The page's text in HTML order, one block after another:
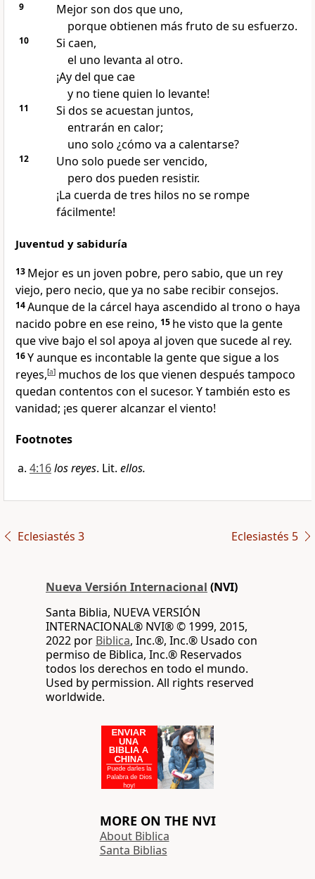
9
Mejor son dos que uno,
porque obtienen más fruto de su esfuerzo.
10
Si caen,
el uno levanta al otro.
¡Ay del que cae
y no tiene quien lo levante!
11
Si dos se acuestan juntos,
entrarán en calor;
uno solo ¿cómo va a calentarse?
12
Uno solo puede ser vencido,
pero dos pueden resistir.
¡La cuerda de tres hilos no se rompe
fácilmente!
Juventud y sabiduría
13 Mejor es un joven pobre, pero sabio, que un rey
viejo, pero necio, que ya no sabe recibir consejos.
14Aunque de la cárcel haya ascendido al trono o haya
nacido pobre en ese reino, 15 he visto que la gente
que vive bajo el sol apoya al joven que sucede al rey.
16Y aunque es incontable la gente que sigue a los
reyes,[a] muchos de los que vienen después tampoco
quedan contentos con el sucesor. Y también esto es
vanidad; ¡es querer alcanzar el viento!
Footnotes
4:16los reyes. Lit. ellos.
Eclesiastés 3 Eclesiastés 5
Nueva Versión Internacional (NVI)
Santa Biblia, NUEVA VERSIÓN
INTERNACIONAL® NVI® © 1999, 2015,
2022 por Biblica, Inc.®, Inc.® Usado con
permiso de Biblica, Inc.® Reservados
todos los derechos en todo el mundo.
Used by permission. All rights reserved
worldwide.
MORE ON THE NVI
About Biblica
Santa Biblias